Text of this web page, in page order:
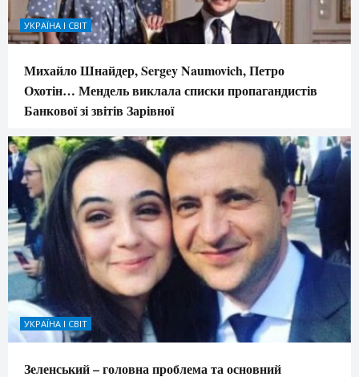
УКРАЇНА І СВІТ
Михайло Шнайдер, Sergey Naumovich, Петро
Охотін… Мендель виклала списки пропагандистів
Банкової зі звітів Зарівної
УКРАЇНА І СВІТ
Зеленський – головна проблема та основний